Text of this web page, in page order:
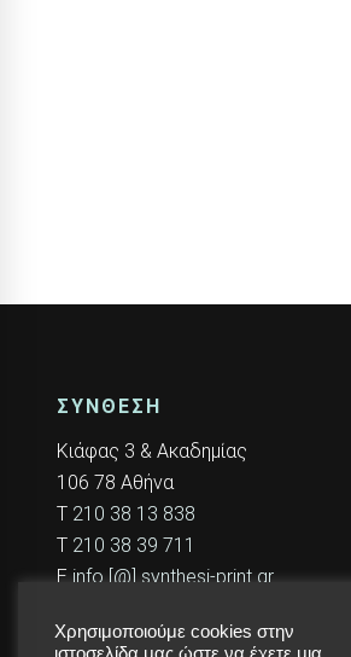
ΣΥΝΘΕΣΗ
Κιάφας 3 & Ακαδημίας
106 78 Αθήνα
T 210 38 13 838
T 210 38 39 711
Einfo [@] synthesi-print.gr
Χρησιμοποιούμε cookies στην